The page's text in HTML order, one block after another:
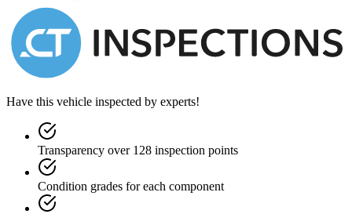
-- TRASPORTI NAZIONALI ED INTERNAZIONALI
-- TUTELA PAGAMENTI
=====================================
N.B.La scheda tecnica potrebbe differire dai dati reali.
Preghiamo di contattarci per un riscontro diretto
Have this vehicle inspected by experts!
Transparency over 128 inspection points
Condition grades for each component